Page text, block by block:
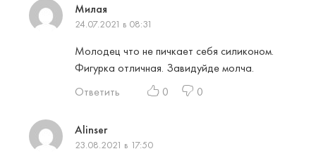
Милая
24.07.2021 в 08:31
Молодец что не пичкает себя силиконом.
Фигурка отличная. Завидуйде молча.
Ответить
0 0
Alinser
23.08.2021 в 17:50